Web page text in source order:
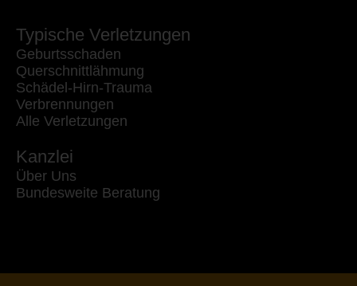
Typische Verletzungen
Geburtsschaden
Querschnittlähmung
Schädel-Hirn-Trauma
Verbrennungen
Alle Verletzungen
Kanzlei
Über Uns
Bundesweite Beratung